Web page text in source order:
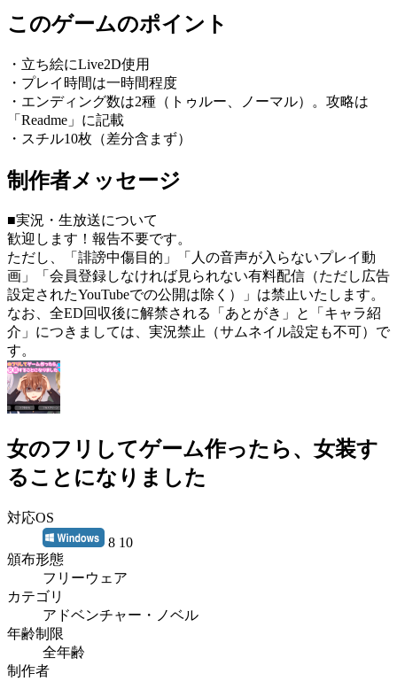
このゲームのポイント
・立ち絵にLive2D使用
・プレイ時間は一時間程度
・エンディング数は2種（トゥルー、ノーマル）。攻略は
「Readme」に記載
・スチル10枚（差分含まず）
制作者メッセージ
■実況・生放送について
歓迎します！報告不要です。
ただし、「誹謗中傷目的」「人の音声が入らないプレイ動
画」「会員登録しなければ見られない有料配信（ただし広告
設定されたYouTubeでの公開は除く）」は禁止いたします。
なお、全ED回収後に解禁される「あとがき」と「キャラ紹
介」につきましては、実況禁止（サムネイル設定も不可）で
す。
女のフリしてゲーム作ったら、女装す
ることになりました
対応OS
8 10
頒布形態
フリーウェア
カテゴリ
アドベンチャー・ノベル
年齢制限
全年齢
制作者